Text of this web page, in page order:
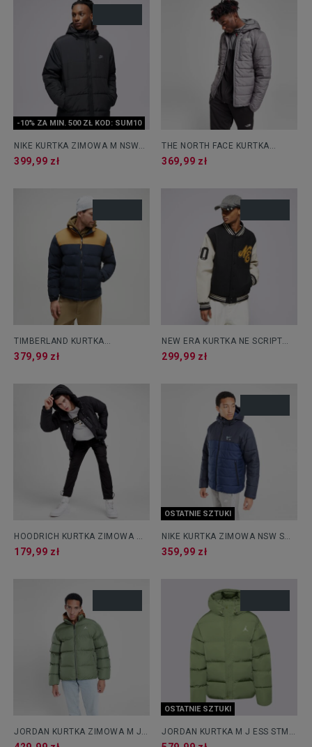
-10% ZA MIN. 500 ZŁ KOD: SUM10
NIKE KURTKA ZIMOWA M NSW
OW SYN FILL
399,99 zł
THE NORTH FACE KURTKA
ZIMOWA LUNGERN
369,99 zł
TIMBERLAND KURTKA
PUCHOWA WELCH MOUNTAIN
379,99 zł
NEW ERA KURTKA NE SCRIPT
LOGO NONE
299,99 zł
HOODRICH KURTKA ZIMOWA OG
LIMIT JKT BLK
179,99 zł
OSTATNIE SZTUKI
NIKE KURTKA ZIMOWA NSW SW
AIR SYN FILL
359,99 zł
JORDAN KURTKA ZIMOWA M J
ESS POLY PUFFER JKT
OSTATNIE SZTUKI
JORDAN KURTKA M J ESS STMT
ECO PUFFER